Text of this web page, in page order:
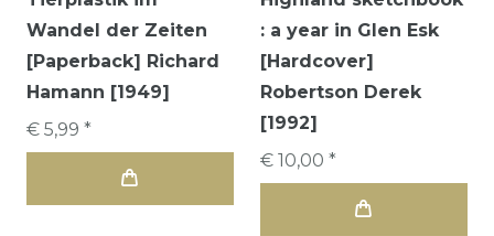
Wandel der Zeiten
[Paperback] Richard
Hamann [1949]
€ 5,99 *
: a year in Glen Esk
[Hardcover]
Robertson Derek
[1992]
€ 10,00 *